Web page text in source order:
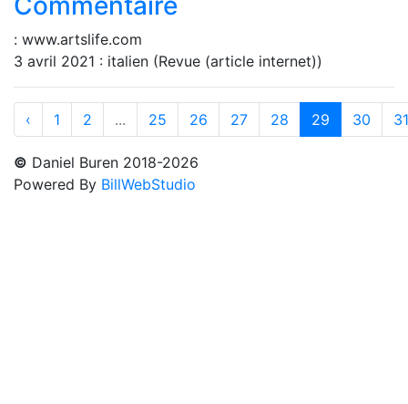
: www.artslife.com
3 avril 2021 : italien (Revue (article internet))
‹ 1 2 ... 25 26 27 28 29 30 31
© Daniel Buren 2018-2026
Powered By BillWebStudio